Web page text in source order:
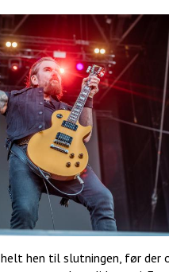
hen til slutningen, før der